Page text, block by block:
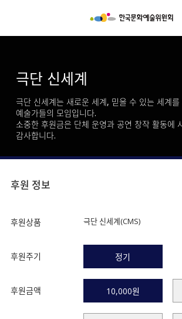
극단 신세계
극단 신세계는 새로운 세계, 믿을 수 있는 세계
예술가들의 모임입니다.
소중한 후원금은 단체 운영과 공연 창작 활동에
감사합니다.
후원 정보
후원상품 극단 신세계(CMS)
후원주기 정기
후원금액 10,000원